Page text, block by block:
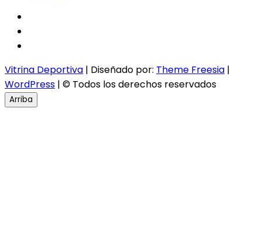
Vitrina Deportiva | Diseñado por: Theme Freesia |
WordPress | © Todos los derechos reservados
Arriba